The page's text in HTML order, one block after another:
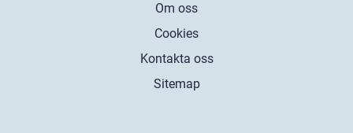
Om oss
Cookies
Kontakta oss
Sitemap